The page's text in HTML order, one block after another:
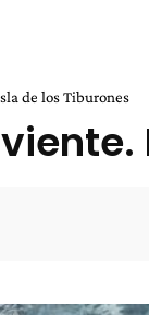
de los Tiburones